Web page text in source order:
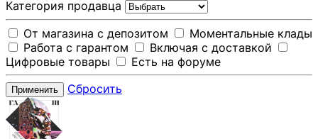
Категория продавца
От магазина с депозитом
Моментальные клады
Работа с гарантом
Включая с доставкой
Цифровые товары
Есть на форуме
Применить Сбросить